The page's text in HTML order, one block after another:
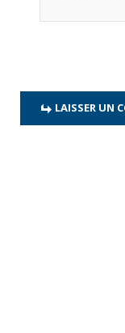
LAISSER UN